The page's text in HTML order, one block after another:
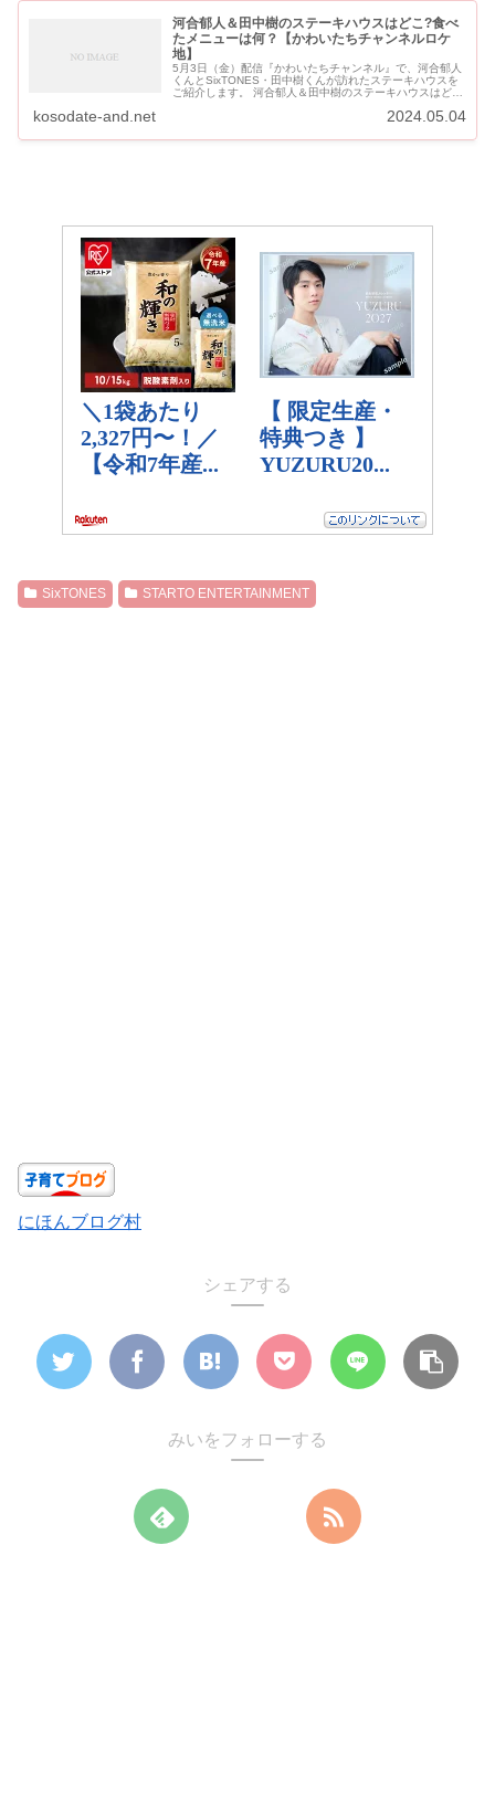
河合郁人＆田中樹のステーキハウスはどこ?食べ
たメニューは何？【かわいたちチャンネルロケ
地】
5月3日（金）配信『かわいたちチャンネル』で、河合郁人
くんとSixTONES・田中樹くんが訪れたステーキハウスを
ご紹介します。 河合郁人＆田中樹のステーキハウスはど
kosodate-and.net 2024.05.04
SixTONES STARTO ENTERTAINMENT
にほんブログ村
シェアする
みいをフォローする